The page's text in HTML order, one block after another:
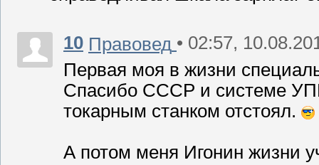
10 Правовед • 02:57,
Первая моя в жизни
Спасибо СССР и системе
токарным станком отстоял.
А потом меня Игонин жизни